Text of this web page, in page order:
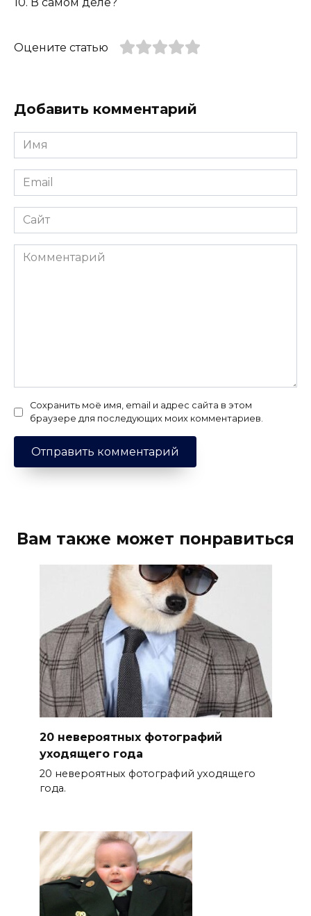
Оцените статью
Добавить комментарий
Имя
*
Email
*
Сайт
Комментарий
Сохранить моё имя, email и адрес сайта в этом
браузере для последующих моих комментариев.
Вам также может понравиться
20 невероятных фотографий
уходящего года
20 невероятных фотографий уходящего
года.